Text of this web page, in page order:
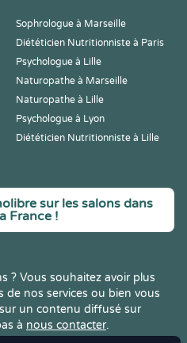
Sophrologue à Marseille
Diététicien Nutritionniste à Paris
Psychologue à Lille
Naturopathe à Marseille
Naturopathe à Lille
Psychologue à Lyon
Diététicien Nutritionniste à Lille
sur les salons dans
France !
? Vous souhaitez avoir plus
nos services ou bien vous
un contenu diffusé sur
à nous contacter.